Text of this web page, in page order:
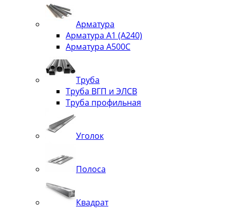
Арматура
Арматура А1 (А240)
Арматура А500С
Труба
Труба ВГП и ЭЛСВ
Труба профильная
Уголок
Полоса
Квадрат